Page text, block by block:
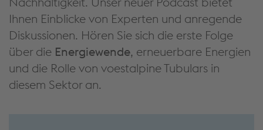
Ihnen Einblicke von Experten und anregende
Diskussionen. Hören Sie sich die erste Folge
über die Energiewende, erneuerbare Energien
und die Rolle von voestalpine Tubulars in
diesem Sektor an.